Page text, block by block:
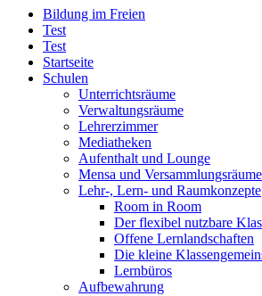
Bildung im Freien
Test
Test
Startseite
Schulen
Unterrichtsräume
Verwaltungsräume
Lehrerzimmer
Mediatheken
Aufenthalt und Lounge
Mensa und Versammlungsräume
Lehr-, Lern- und Raumkonzepte
Room in Room
Der flexibel nutzbare
Offene Lernlandschaften
Die kleine
Lernbüros
Aufbewahrung